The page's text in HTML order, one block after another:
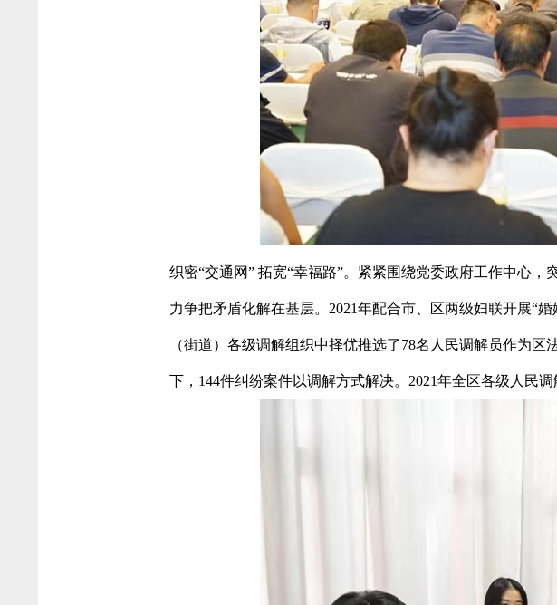
织密“交通网” 拓宽“幸福路”。紧紧围绕党委政府工作中心
力争把矛盾化解在基层。2021年配合市、区两级妇联开展“
（街道）各级调解组织中择优推选了78名人民调解员作为
下，144件纠纷案件以调解方式解决。2021年全区各级人民